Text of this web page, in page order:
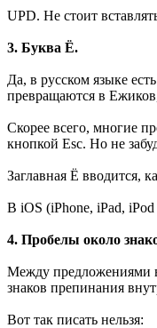
UPD. Не стоит
3. Буква Ё.
Да, в русском языке
превращаются в
Скорее всего, многие
кнопкой Esc. Но не
Заглавная Ё вводится,
В iOS (iPhone, iPad,
4. Пробелы около
Между предложениями
знаков препинания
Вот так писать нельзя: